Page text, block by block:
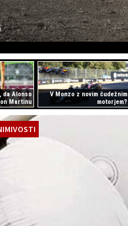
da Alonso
Martinu
V Monzo z novim čudežnim
motorjem?